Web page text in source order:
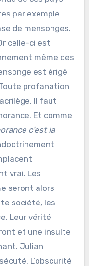
par exemple
de mensonges.
celle-ci est
même des
est érigé
profanation
Il faut
Et comme
c’est la
vrai. Les
seront alors
société, les
Leur vérité
et une insulte
Julian
L’obscurité